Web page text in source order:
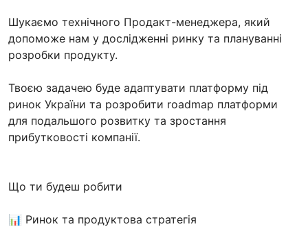
Шукаємо технічного Продакт-менеджера, який
допоможе нам у дослідженні ринку та плануванні
розробки продукту.
Твоєю задачею буде адаптувати платформу під
ринок України та розробити roadmap платформи
для подальшого розвитку та зростання
прибутковості компанії.
Що ти будеш робити
📊 Ринок та продуктова стратегія